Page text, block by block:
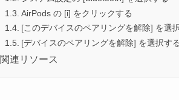
AirPods の [i] をクリックする
[このデバイスのペアリングを解除] を選
[デバイスのペアリングを解除] を選択する
関連リソース